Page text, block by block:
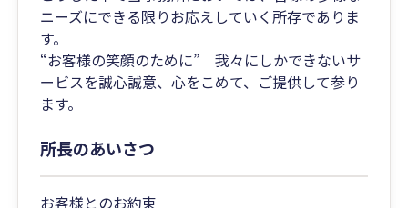
ニーズにできる限りお応えしていく所存でありま
す。
“お客様の笑顔のために” 我々にしかできないサ
ービスを誠心誠意、心をこめて、ご提供して参り
ます。
所長のあいさつ
お客様とのお約束